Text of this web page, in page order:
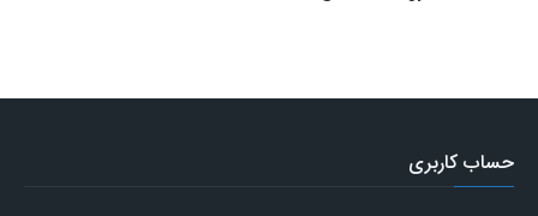
حساب کاربری